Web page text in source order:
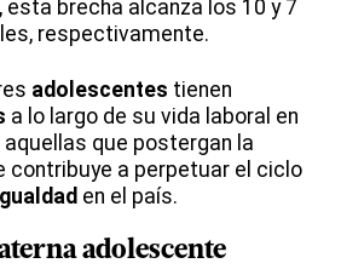
esta brecha alcanza los 10 y 7
respectivamente.
adolescentes tienen
a lo largo de su vida laboral en
aquellas que postergan la
contribuye a perpetuar el ciclo
en el país.
adolescente